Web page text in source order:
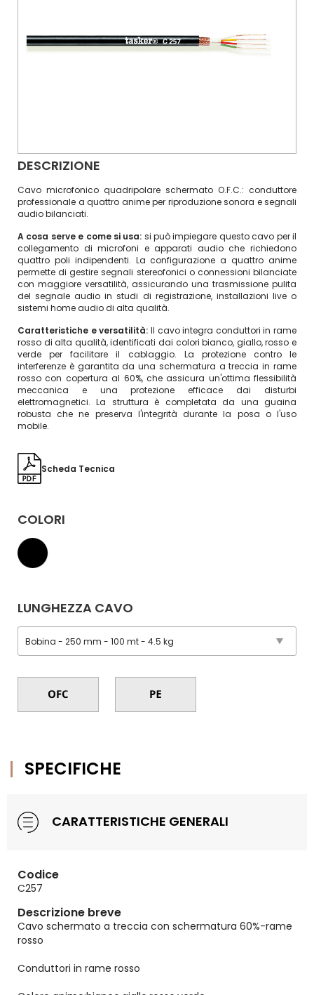
DESCRIZIONE
Cavo microfonico quadripolare schermato O.F.C.: conduttore
professionale a quattro anime per riproduzione sonora e segnali
audio bilanciati.
A cosa serve e come si usa: si può impiegare questo cavo per il
collegamento di microfoni e apparati audio che richiedono
quattro poli indipendenti. La configurazione a quattro anime
permette di gestire segnali stereofonici o connessioni bilanciate
con maggiore versatilità, assicurando una trasmissione pulita
del segnale audio in studi di registrazione, installazioni live o
sistemi home audio di alta qualità.
Caratteristiche e versatilità: Il cavo integra conduttori in rame
rosso di alta qualità, identificati dai colori bianco, giallo, rosso e
verde per facilitare il cablaggio. La protezione contro le
interferenze è garantita da una schermatura a treccia in rame
rosso con copertura al 60%, che assicura un'ottima flessibilità
meccanica e una protezione efficace dai disturbi
elettromagnetici. La struttura è completata da una guaina
robusta che ne preserva l'integrità durante la posa o l'uso
mobile.
Scheda Tecnica
COLORI
LUNGHEZZA CAVO
SPECIFICHE
CARATTERISTICHE GENERALI
Codice
C257
Descrizione breve
Cavo schermato a treccia con schermatura 60%-rame
rosso
Conduttori in rame rosso